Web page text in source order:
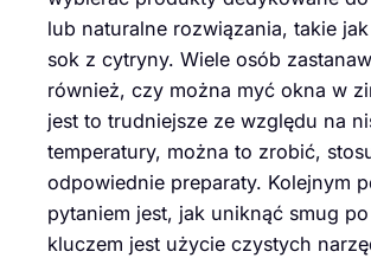
lub naturalne rozwiązania, takie
sok z cytryny. Wiele osób
również, czy można myć okna w
jest to trudniejsze ze względu na
temperatury, można to zrobić,
odpowiednie preparaty. Kolejnym
pytaniem jest, jak uniknąć smug
kluczem jest użycie czystych